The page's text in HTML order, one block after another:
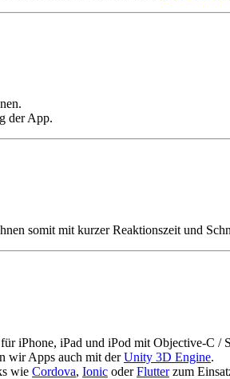
der App.
somit mit kurzer Reaktionszeit und
iPhone, iPad und iPod mit Objective-C /
wir Apps auch mit derUnity 3D Engine.
wie Cordova, Ionic oderFlutterzum